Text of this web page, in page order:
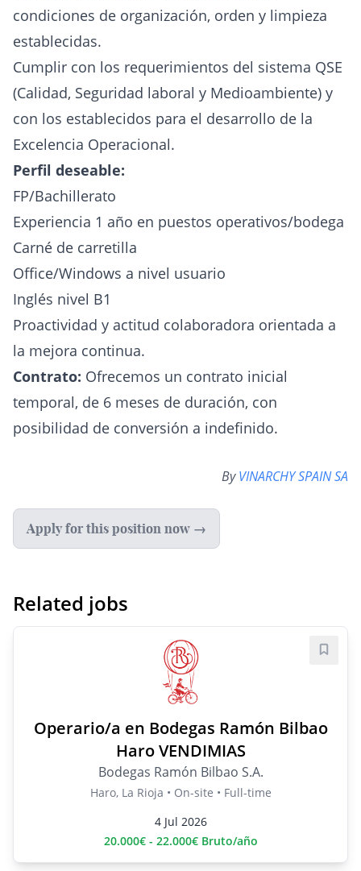
condiciones de organización, orden y limpieza
establecidas.
Cumplir con los requerimientos del sistema QSE
(Calidad, Seguridad laboral y Medioambiente) y
con los establecidos para el desarrollo de la
Excelencia Operacional.
Perfil deseable:
FP/Bachillerato
Experiencia 1 año en puestos operativos/bodega
Carné de carretilla
Office/Windows a nivel usuario
Inglés nivel B1
Proactividad y actitud colaboradora orientada a
la mejora continua.
Contrato: Ofrecemos un contrato inicial
temporal, de 6 meses de duración, con
posibilidad de conversión a indefinido.
ByVINARCHY SPAIN SA
Apply for this position now →
Related jobs
Operario/a en Bodegas Ramón Bilbao
Haro VENDIMIAS
Bodegas Ramón Bilbao S.A.
Haro, La Rioja • On-site • Full-time
4 Jul 2026
20.000€ - 22.000€ Bruto/año
Save